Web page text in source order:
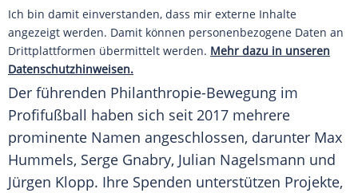
Ich bin damit einverstanden, dass mir externe Inhalte
angezeigt werden. Damit können personenbezogene Daten an
Drittplattformen übermittelt werden. Mehr dazu in unseren
Datenschutzhinweisen.
Der führenden Philanthropie-Bewegung im
Profifußball haben sich seit 2017 mehrere
prominente Namen angeschlossen, darunter Max
Hummels, Serge Gnabry, Julian Nagelsmann und
Jürgen Klopp. Ihre Spenden unterstützen Projekte,